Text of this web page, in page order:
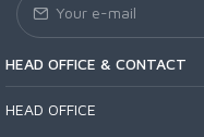
HEAD OFFICE & CONTACT
HEAD OFFICE